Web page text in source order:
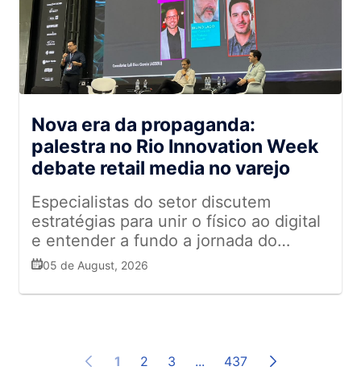
Nova era da propaganda:
palestra no Rio Innovation Week
debate retail media no varejo
Especialistas do setor discutem
estratégias para unir o físico ao digital
e entender a fundo a jornada do
cliente
05 de August, 2026
1 2 3 ... 437